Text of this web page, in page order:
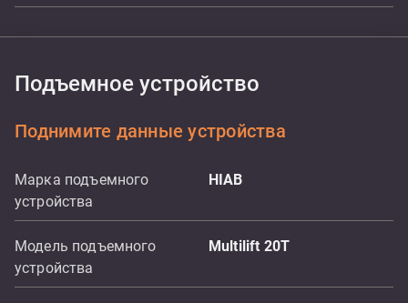
Подъемное устройство
Поднимите данные устройства
Марка подъемного
устройства
HIAB
Модель подъемного
устройства
Multilift 20T